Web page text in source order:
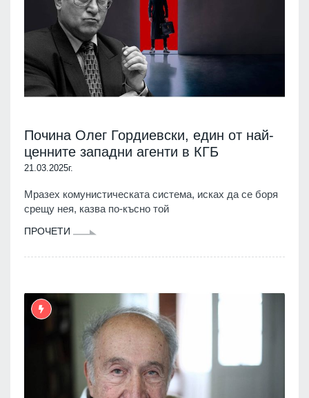
Почина Олег Гордиевски, един от най-
ценните западни агенти в КГБ
21.03.2025г.
Мразех комунистическата система, исках да се боря
срещу нея, казва по-късно той
ПРОЧЕТИ